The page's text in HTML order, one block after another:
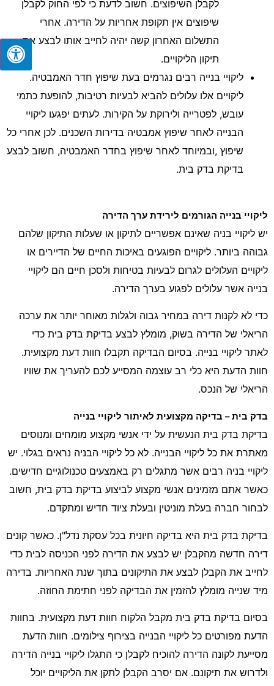
לקבלן השיפוצים. חשוב לדעת כי לפי החוק לקבלן
שיפוצים אין תקופת אחריות על הדירה. אחרי
התשלום האחרון קשה יהיה לחייב אותו לבצע את
תיקון הליקויים.
ליקויי בנייה רבים נגרמים בעת שיפוץ חדר האמבטיה.
ליקויים אלו עלולים להביא לבעיות רטיבות, להופעת כתמי
עובש, לפטרייה ולירוקת על הקירות. לעתים יפגעו ליקויי
הבנייה לאחר שיפוץ אמבטיה בדירות השכנים. לכן אחרי כל
שיפוץ ,ובמיוחד לאחר שיפוץ בחדר האמבטיה, חשוב לבצע
בדיקת בדק בית.
ליקויי בנייה הגורמים לירידת ערך הדירה
יש ליקויי בניה שאינם אפשריים לתיקון או שעלות התיקון שלהם
גבוהה ביותר. ליקויים הפוגעים באיכות החיים של הדיירים או
ליקויים העלולים לגרום לבעיות בטיחות ולסכן חיים הם ליקויי
בנייה אשר עלולים לפגוע בערך הדירה.
כדי לא לקנות דירה במחיר גבוה ולגלות מאוחר יותר את ערכה
הריאלי של הדירה בשוק, מומלץ לבצע בדיקת בדק בית כדי
לאתר ליקויי בנייה. בסיום הבדיקה תקבלו חוות דעת מקצועית.
חוות הדעת היא כלי רב עוצמה המסייע לכם להעריך את שוויו
הריאלי של הנכס.
בדק בית – בדיקה מקצועית לאיתור ליקויי בנייה
בדיקת בדק בית הנעשית על ידי אנשי מקצוע מומחים ומנוסים
מאתרת את כל ליקויי הבנייה. לא כל ליקויי הבניה נראים בגלוי. יש
ליקויי בניה רבים אשר מתגלים רק באמצעים טכנולוגיים חדישים.
כאשר אתם מזמינים אנשי מקצוע לביצוע בדיקת בדק בית, חשוב
לבחור חברה בעלת מוניטין ובעלת ציוד חדיש ומתקדם.
בדיקת בדק בית היא בדיקה חיונית בכל עסקת נדל"ן. כאשר קונים
דירה חדשה מהקבלן יש לבצע את הדירה לפני הכניסה לבית כדי
לחייב את הקבלן לבצע את התיקונים בתוך שנת האחריות. בדירה
מיד שנייה מומלץ להזמין את הבדיקה לפני חתימת החוזה.
בסיום בדיקת בדק בית מקבל הלקוח חוות דעת מקצועית. בחוות
הדעת מפורטים כל ליקויי הבנייה בצירוף צילומים. חוות הדעת
מסייעת לקונה הדירה להוכיח לקבלן כי התגלו ליקויי בנייה הדירה
ולדרוש את תיקונם. אם יסרב הקבלן לתקן את הליקויים יוכל